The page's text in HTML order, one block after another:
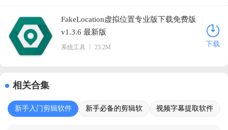
FakeLocation虚拟位置专业版下载免费版
v1.3.6 最新版
系统工具 23.2M 下载
相关合集
新手入门剪辑软件
新手必备的剪辑软
视频字幕提取软件